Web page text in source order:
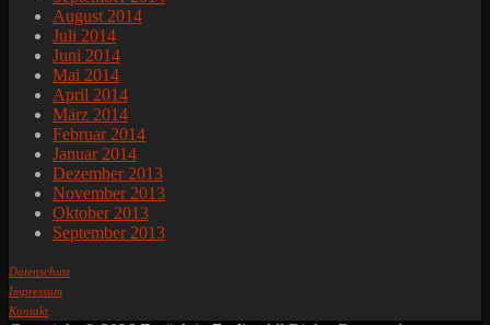
August 2014
Juli 2014
Juni 2014
Mai 2014
April 2014
März 2014
Februar 2014
Januar 2014
Dezember 2013
November 2013
Oktober 2013
September 2013
Datenschutz
Impressum
Kontakt